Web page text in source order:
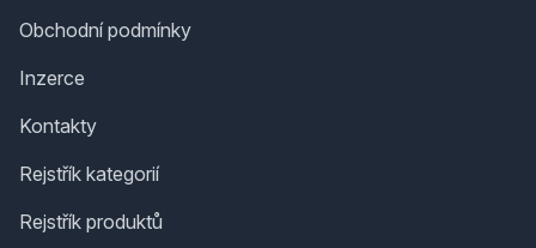
Obchodní podmínky
Inzerce
Kontakty
Rejstřík kategorií
Rejstřík produktů